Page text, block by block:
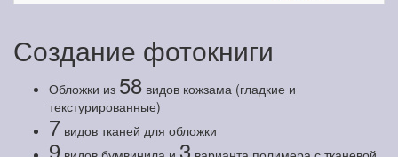
Создание фотокниги
Обложки из 58 видов кожзама (гладкие и
текстурированные)
7 видов тканей для обложки
9 3